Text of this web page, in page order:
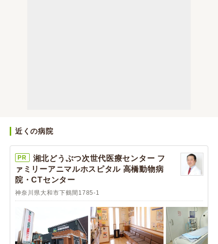
近くの病院
PR
湘北どうぶつ次世代医療センター フ
ァミリーアニマルホスピタル 高橋動物病
院・CTセンター
神奈川県大和市下鶴間1785-1